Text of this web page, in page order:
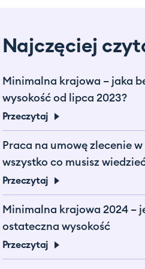
Najczęciej
Minimalna krajowa – jaka
wysokość od lipca 2023?
Przeczytaj
Praca na umowę zlecenie w
wszystko co musisz
Przeczytaj
Minimalna krajowa 2024 –
ostateczna wysokość
Przeczytaj